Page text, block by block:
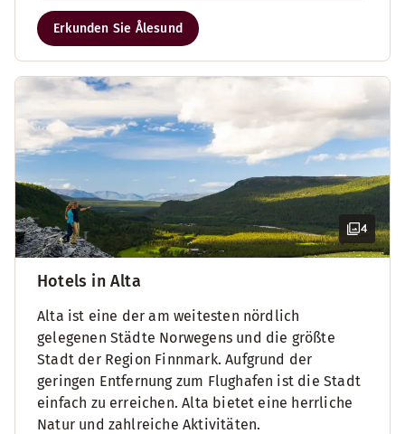
Erkunden Sie Ålesund
4
Hotels in Alta
Alta ist eine der am weitesten nördlich
gelegenen Städte Norwegens und die größte
Stadt der Region Finnmark. Aufgrund der
geringen Entfernung zum Flughafen ist die Stadt
einfach zu erreichen. Alta bietet eine herrliche
Natur und zahlreiche Aktivitäten.